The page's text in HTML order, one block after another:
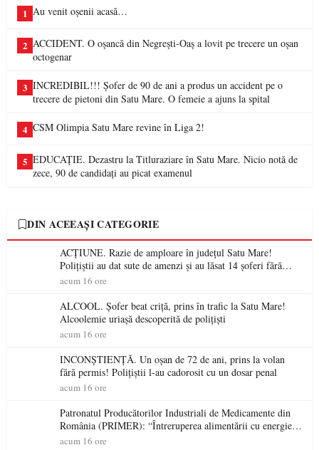
1 Au venit oșenii acasă…
2 ACCIDENT. O oșancă din Negrești-Oaș a lovit pe trecere un oșan
octogenar
3 INCREDIBIL!!! Șofer de 90 de ani a produs un accident pe o
trecere de pietoni din Satu Mare. O femeie a ajuns la spital
4 CSM Olimpia Satu Mare revine în Liga 2!
5 EDUCAȚIE. Dezastru la Titluraziare în Satu Mare. Nicio notă de
zece, 90 de candidați au picat examenul
DIN ACEEAȘI CATEGORIE
ACȚIUNE. Razie de amploare în județul Satu Mare!
Polițiștii au dat sute de amenzi și au lăsat 14 șoferi fără
permis într-o singură zi
acum 16 ore
ALCOOL. Șofer beat criță, prins în trafic la Satu Mare!
Alcoolemie uriașă descoperită de polițiști
acum 16 ore
INCONȘTIENȚĂ. Un oșan de 72 de ani, prins la volan
fără permis! Polițiștii l-au cadorosit cu un dosar penal
acum 16 ore
Patronatul Producătorilor Industriali de Medicamente din
România (PRIMER): “Întreruperea alimentării cu energie
electrică a fabricilor de medicamente va pune în pericol
acum 16 ore